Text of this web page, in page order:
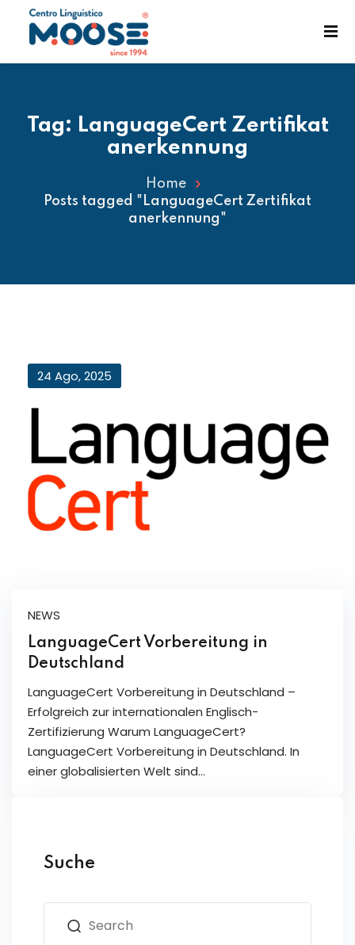
Tag: LanguageCert Zertifikat
anerkennung
Home
Posts tagged "LanguageCert Zertifikat
anerkennung"
24 Ago, 2025
NEWS
LanguageCert Vorbereitung in
Deutschland
LanguageCert Vorbereitung in Deutschland –
Erfolgreich zur internationalen Englisch-
Zertifizierung Warum LanguageCert?
LanguageCert Vorbereitung in Deutschland. In
einer globalisierten Welt sind…
Suche